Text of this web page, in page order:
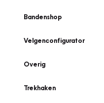
Bandenshop
Velgenconfigurator
Overig
Trekhaken